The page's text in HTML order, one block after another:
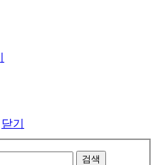
닫기
검색